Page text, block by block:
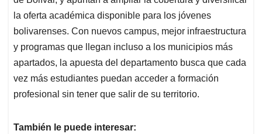
la oferta académica disponible para los jóvenes
bolivarenses. Con nuevos campus, mejor infraestructura
y programas que llegan incluso a los municipios más
apartados, la apuesta del departamento busca que cada
vez más estudiantes puedan acceder a formación
profesional sin tener que salir de su territorio.
También le puede interesar: